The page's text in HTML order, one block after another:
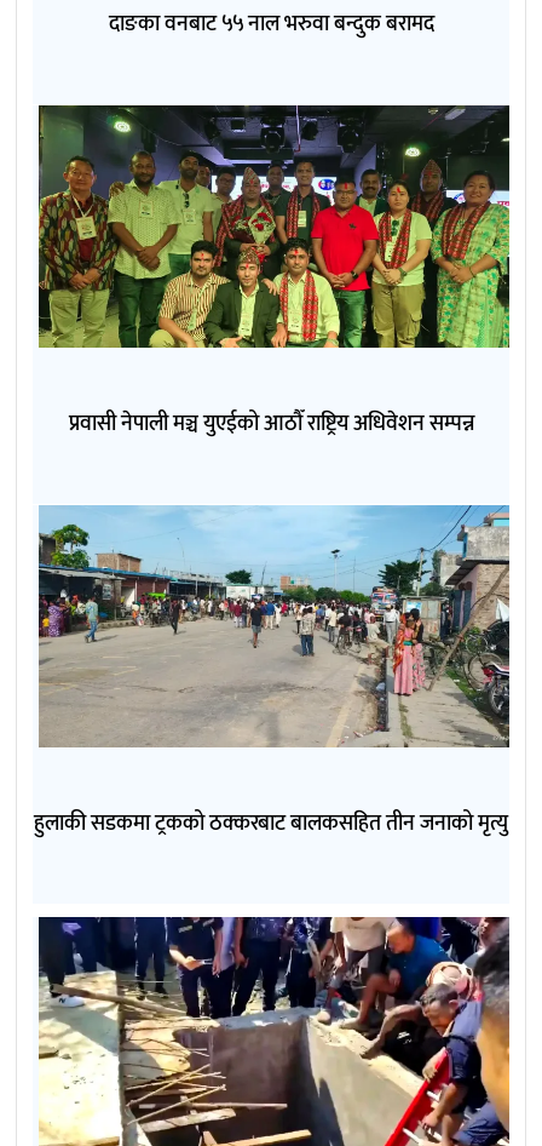
दाङका वनबाट ५५ नाल भरुवा बन्दुक बरामद
प्रवासी नेपाली मञ्च युएईको आठौँ राष्ट्रिय अधिवेशन सम्पन्न
हुलाकी सडकमा ट्रकको ठक्करबाट बालकसहित तीन जनाको मृत्यु